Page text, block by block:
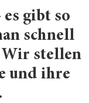
gibt so
schnell
stellen
und ihre